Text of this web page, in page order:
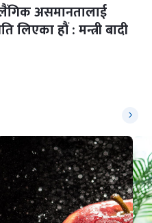
असमानतालाई
लिएका हौं : मन्त्री बादी